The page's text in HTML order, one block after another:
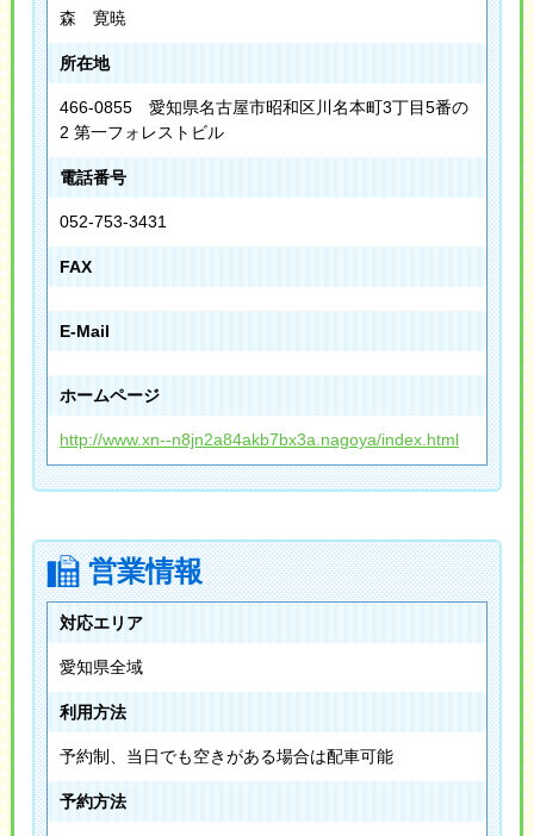
森 寛暁
所在地
466-0855 愛知県名古屋市昭和区川名本町3丁目5番の
2 第一フォレストビル
電話番号
052-753-3431
FAX
E-Mail
ホームページ
http://www.xn--n8jn2a84akb7bx3a.nagoya/index.html
営業情報
対応エリア
愛知県全域
利用方法
予約制、当日でも空きがある場合は配車可能
予約方法